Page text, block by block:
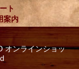
ト
案内
オンラインショッ